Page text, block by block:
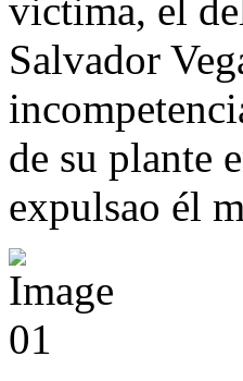
victima, el
Salvador
de su plante
expulsao él